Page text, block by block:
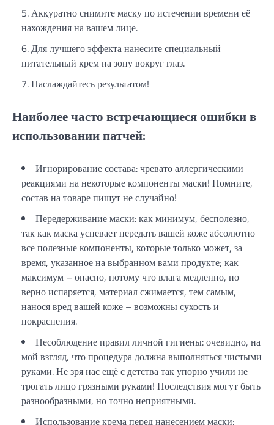
Аккуратно снимите маску по истечении времени её
нахождения на вашем лице.
Для лучшего эффекта нанесите специальный
питательный крем на зону вокруг глаз.
Наслаждайтесь результатом!
Наиболее часто встречающиеся ошибки в
использовании патчей:
Игнорирование состава: чревато аллергическими
реакциями на некоторые компоненты маски! Помните,
состав на товаре пишут не случайно!
Передерживание маски: как минимум, бесполезно,
так как маска успевает передать вашей коже абсолютно
все полезные компоненты, которые только может, за
время, указанное на выбранном вами продукте; как
максимум – опасно, потому что влага медленно, но
верно испаряется, материал сжимается, тем самым,
нанося вред вашей коже – возможны сухость и
покраснения.
Несоблюдение правил личной гигиены: очевидно, на
мой взгляд, что процедура должна выполняться чистыми
руками. Не зря нас ещё с детства так упорно учили не
трогать лицо грязными руками! Последствия могут быть
разнообразными, но точно неприятными.
Использование крема перед нанесением маски: